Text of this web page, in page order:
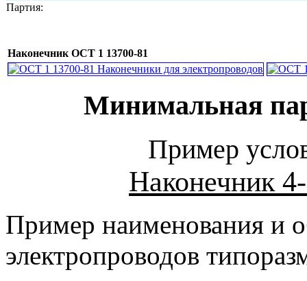
Партия:
Наконечник ОСТ 1 13700-81
Минимальная
Пример
Наконечник
Пример наименования и
электропроводов